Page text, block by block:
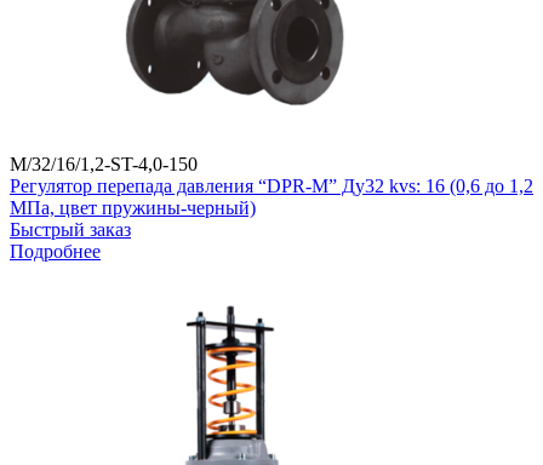
M/32/16/1,2-ST-4,0-150
Регулятор перепада давления “DPR-M” Ду32 kvs: 16 (0,6 до 1,2
МПа, цвет пружины-черный)
Быстрый заказ
Подробнее